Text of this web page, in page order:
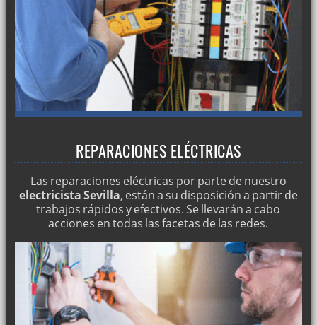
REPARACIONES ELÉCTRICAS
Las reparaciones eléctricas por parte de nuestro
electricista Sevilla, están a su disposición a partir de
trabajos rápidos y efectivos. Se llevarán a cabo
acciones en todas las facetas de las redes.